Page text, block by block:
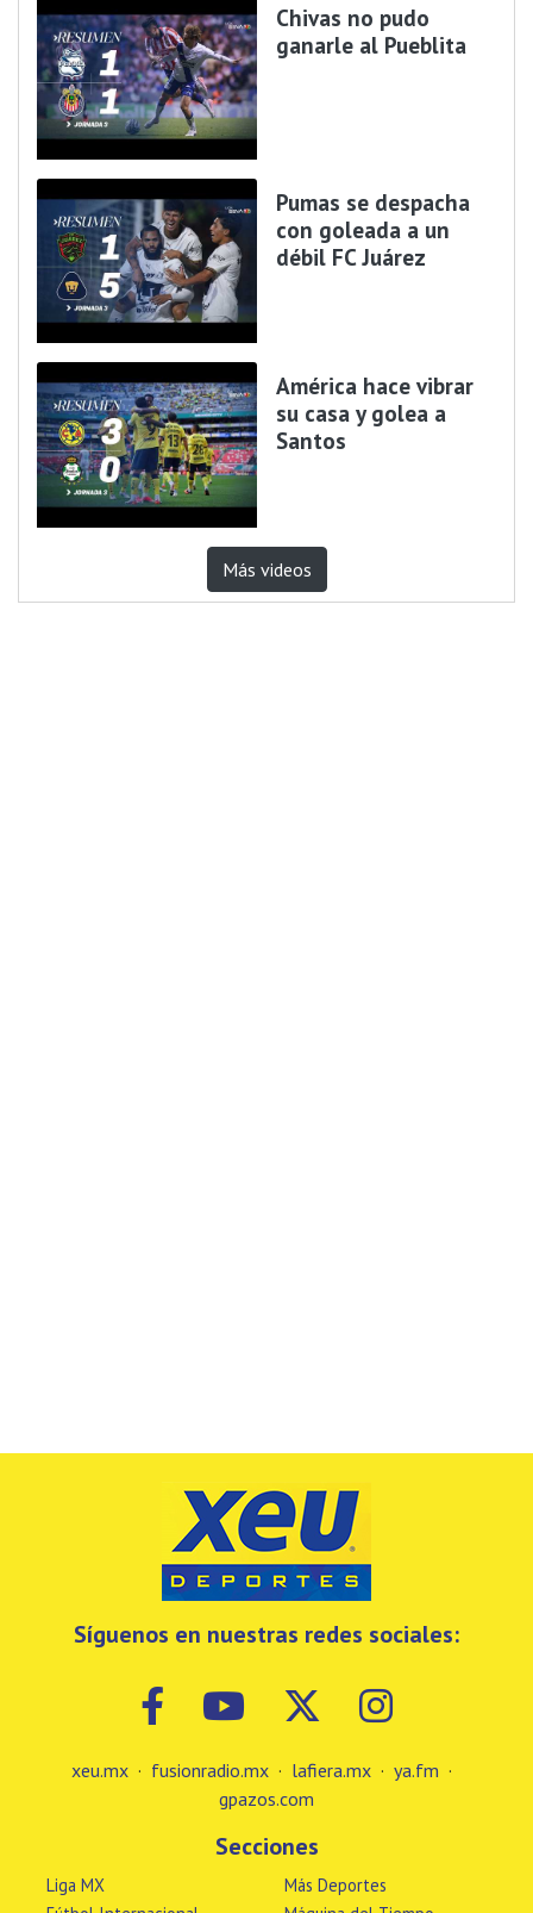
Chivas no pudo
ganarle al Pueblita
Pumas se despacha
con goleada a un
débil FC Juárez
América hace vibrar
su casa y golea a
Santos
Más videos
Síguenos en nuestras redes sociales:
xeu.mx · fusionradio.mx · lafiera.mx · ya.fm ·
gpazos.com
Secciones
Liga MX
Más Deportes